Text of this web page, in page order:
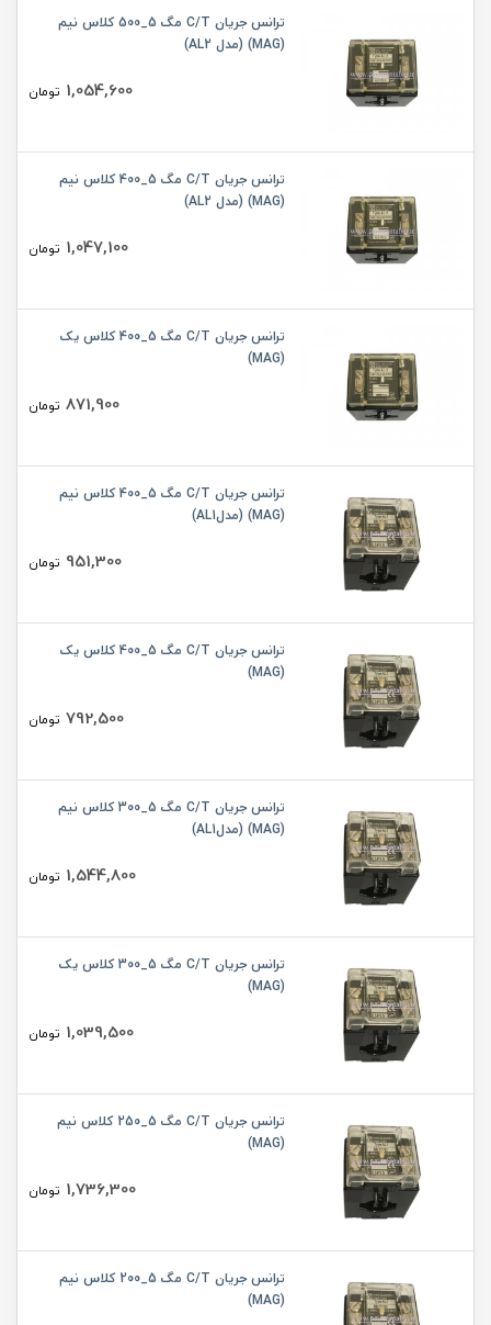
ترانس جریان C/T مگ 5_500 کلاس نیم
(MAG) (مدل AL2)
1,054,600 تومان
ترانس جریان C/T مگ 5_400 کلاس نیم
(MAG) (مدل AL2)
1,047,100 تومان
ترانس جریان C/T مگ 5_400 کلاس یک
(MAG)
871,900 تومان
ترانس جریان C/T مگ 5_400 کلاس نیم
(MAG) (مدلAL1)
951,300 تومان
ترانس جریان C/T مگ 5_400 کلاس یک
(MAG)
792,500 تومان
ترانس جریان C/T مگ 5_300 کلاس نیم
(MAG) (مدلAL1)
1,544,800 تومان
ترانس جریان C/T مگ 5_300 کلاس یک
(MAG)
1,039,500 تومان
ترانس جریان C/T مگ 5_250 کلاس نیم
(MAG)
1,736,300 تومان
ترانس جریان C/T مگ 5_200 کلاس نیم
(MAG)